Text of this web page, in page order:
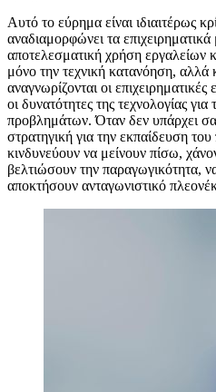
Αυτό το εύρημα είναι ιδιαιτέρως
αναδιαμορφώνει τα επιχειρηματικά
αποτελεσματική χρήση εργαλείων
μόνο την τεχνική κατανόηση, αλλά
αναγνωρίζονται οι
οι δυνατότητες της τεχνολογίας
προβλημάτων. Όταν δεν υπάρχει
στρατηγική για την εκπαίδευση
κινδυνεύουν να μείνουν πίσω,
βελτιώσουν την παραγωγικότητα,
αποκτήσουν ανταγωνιστικό